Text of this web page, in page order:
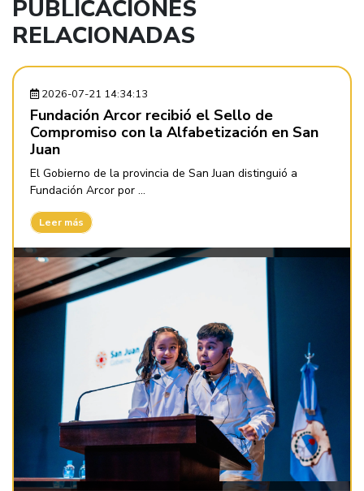
PUBLICACIONES
RELACIONADAS
2026-07-21 14:34:13
Fundación Arcor recibió el Sello de
Compromiso con la Alfabetización en San
Juan
El Gobierno de la provincia de San Juan distinguió a
Fundación Arcor por ...
Leer más